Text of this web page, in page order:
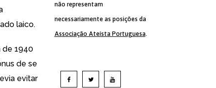
laico.
de 1940
de se
evitar
não representam
necessariamente as posições da
Associação Ateísta Portuguesa.